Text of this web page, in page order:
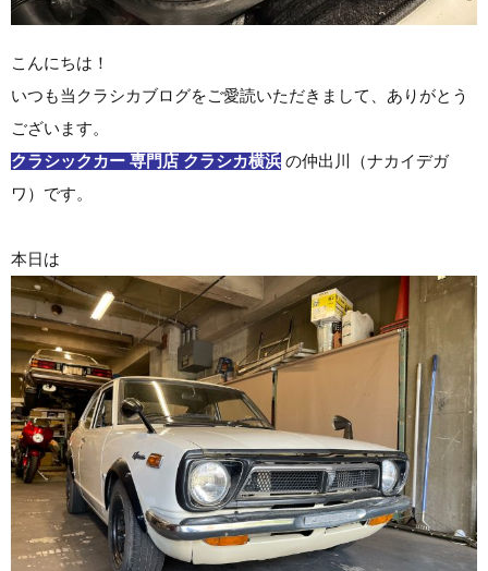
こんにちは！
いつも当クラシカブログをご愛読いただきまして、ありがとう
ございます。
クラシックカー 専門店 クラシカ横浜 の仲出川（ナカイデガ
ワ）です。
本日は